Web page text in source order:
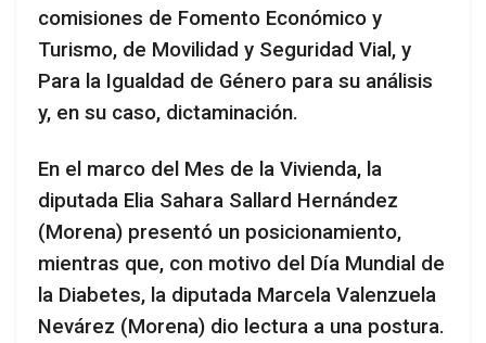
comisiones de Fomento Económico y
Turismo, de Movilidad y Seguridad Vial, y
Para la Igualdad de Género para su análisis
y, en su caso, dictaminación.
En el marco del Mes de la Vivienda, la
diputada Elia Sahara Sallard Hernández
(Morena) presentó un posicionamiento,
mientras que, con motivo del Día Mundial de
la Diabetes, la diputada Marcela Valenzuela
Nevárez (Morena) dio lectura a una postura.